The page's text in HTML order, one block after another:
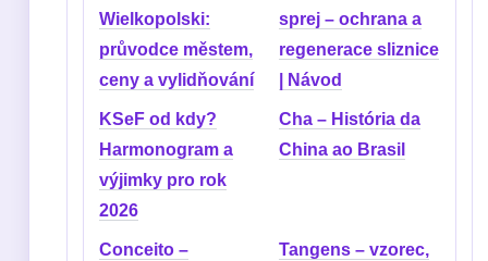
Wielkopolski:
průvodce městem,
ceny a vylidňování
sprej – ochrana a
regenerace sliznice
| Návod
KSeF od kdy?
Harmonogram a
výjimky pro rok
2026
Cha – História da
China ao Brasil
Conceito –
Tangens – vzorec,